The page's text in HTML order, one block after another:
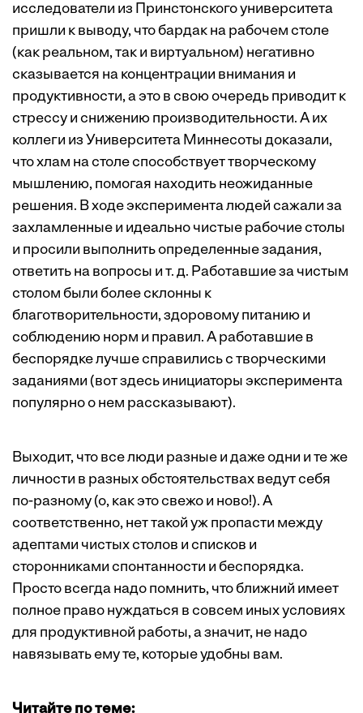
исследователи из Принстонского университета
пришли к выводу, что бардак на рабочем столе
(как реальном, так и виртуальном) негативно
сказывается на концентрации внимания и
продуктивности, а это в свою очередь приводит к
стрессу и снижению производительности. А их
коллеги из Университета Миннесоты доказали,
что хлам на столе способствует творческому
мышлению, помогая находить неожиданные
решения. В ходе эксперимента людей сажали за
захламленные и идеально чистые рабочие столы
и просили выполнить определенные задания,
ответить на вопросы и т. д. Работавшие за чистым
столом были более склонны к
благотворительности, здоровому питанию и
соблюдению норм и правил. А работавшие в
беспорядке лучше справились с творческими
заданиями (вот здесь инициаторы эксперимента
популярно о нем рассказывают).
Выходит, что все люди разные и даже одни и те же
личности в разных обстоятельствах ведут себя
по-разному (о, как это свежо и ново!). А
соответственно, нет такой уж пропасти между
адептами чистых столов и списков и
сторонниками спонтанности и беспорядка.
Просто всегда надо помнить, что ближний имеет
полное право нуждаться в совсем иных условиях
для продуктивной работы, а значит, не надо
навязывать ему те, которые удобны вам.
Читайте по теме: